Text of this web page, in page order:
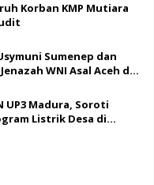
Korban KMP Mutiara
Sumenep dan
WNI Asal Aceh di
UP3 Madura, Soroti
Listrik Desa di